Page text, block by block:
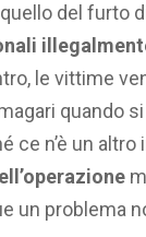
del furto
le vittime
quando
ce n’è un
un problema